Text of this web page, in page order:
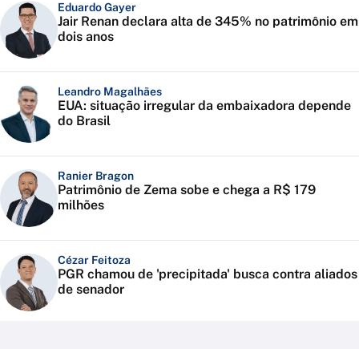
Eduardo Gayer
Jair Renan declara alta de 345% no patrimônio em
dois anos
Leandro Magalhães
EUA: situação irregular da embaixadora depende
do Brasil
Ranier Bragon
Patrimônio de Zema sobe e chega a R$ 179
milhões
Cézar Feitoza
PGR chamou de 'precipitada' busca contra aliados
de senador